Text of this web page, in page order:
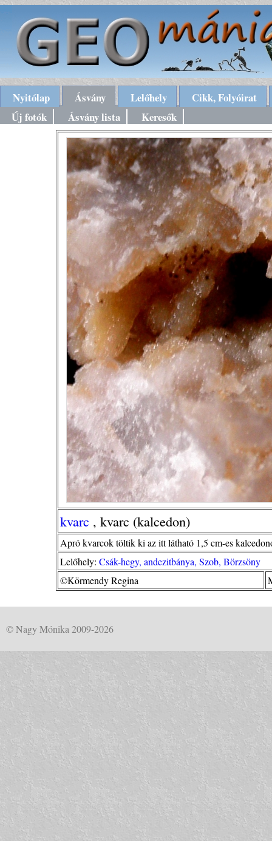
Nyitólap Ásvány Lelőhely
Cikk, Folyóirat
Új fotók
Ásvány lista Keresők
kvarc , kvarc (kalcedon)
Apró kvarcok töltik ki az itt látható 1,5 cm-es
Lelőhely: Csák-hegy, andezitbánya, Szob, Börzsöny
©Körmendy Regina
© Nagy Mónika 2009-2026